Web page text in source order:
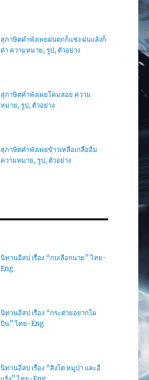
สุภาษิตคำพังเพยฝนตกก็แช่ง ฝนแล้งก็
ด่า ความหมาย, รูป, ตัวอย่าง
สุภาษิตคำพังเพยโคมลอย ความ
หมาย, รูป, ตัวอย่าง
สุภาษิตคำพังเพยข้าวเหลือเกลืออิ่ม
ความหมาย, รูป, ตัวอย่าง
นิทานอีสป เรื่อง “กบเลือกนาย” ไทย-
Eng
นิทานอีสป เรื่อง “กระต่ายอยากโผ
บิน” ไทย-Eng
นิทานอีสป เรื่อง “สิงโต หมูป่า และอี